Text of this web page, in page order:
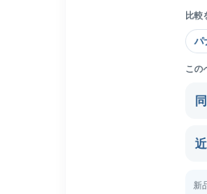
比較
パ
この
新